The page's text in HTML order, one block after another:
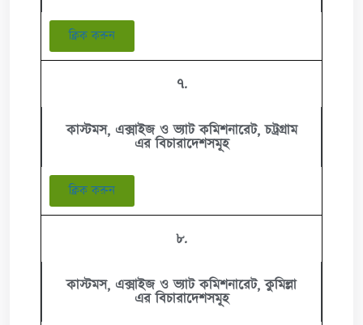
ক্লিক করুন
৭.
কাস্টমস, এক্সাইজ ও ভ্যাট কমিশনারেট, চট্রগ্রাম
এর বিচারাদেশসমূহ
ক্লিক করুন
৮.
কাস্টমস, এক্সাইজ ও ভ্যাট কমিশনারেট, কুমিল্লা
এর বিচারাদেশসমূহ